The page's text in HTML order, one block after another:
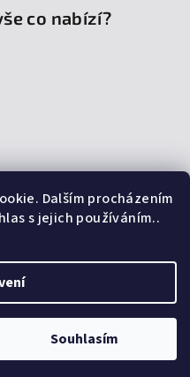
Dalším procházením
s jejich používáním..
Souhlasím
co nabízí?
cookies